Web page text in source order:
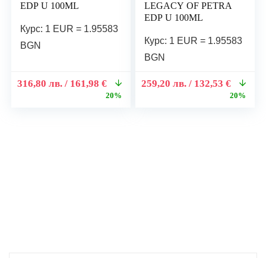
EDP U 100ML
Курс: 1 EUR = 1.95583
BGN
316,80лв. / 161,98 €
20%
LEGACY OF PETRA
EDP U 100ML
Курс: 1 EUR = 1.95583
BGN
259,20лв. / 132,53 €
20%